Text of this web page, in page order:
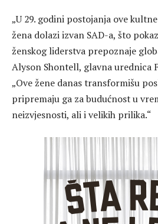
„U 29. godini postojanja ove
žena dolazi izvan SAD-a, što
ženskog liderstva prepoznaje
Alyson Shontell, glavna urednica
„Ove žene danas transformišu
pripremaju ga za budućnost u
neizvjesnosti, ali i velikih prilika.“